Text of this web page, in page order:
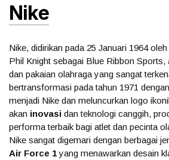
Nike
Nike, didirikan pada 25 Januari 1964
Phil Knight sebagai Blue Ribbon Sports,
dan pakaian olahraga yang sangat
bertransformasi pada tahun 1971
menjadi Nike dan meluncurkan logo
akan inovasi dan teknologi canggih,
performa terbaik bagi atlet dan pecinta
Nike sangat digemari dengan berbagai
Air Force 1yang menawarkan desain